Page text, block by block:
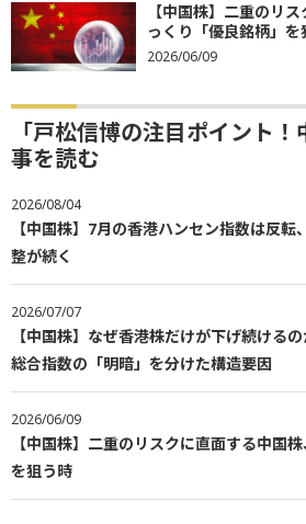
【中国株】二重のリ
っくり「優良銘柄」を
2026/06/09
「戸松信博の注目ポイント
事を読む
2026/08/04
【中国株】7月の香港ハンセン指数は反
整が続く
2026/07/07
【中国株】なぜ香港株だけが下げ続ける
総合指数の「明暗」を分けた構造要因
2026/06/09
【中国株】二重のリスクに直面する中国
を狙う時